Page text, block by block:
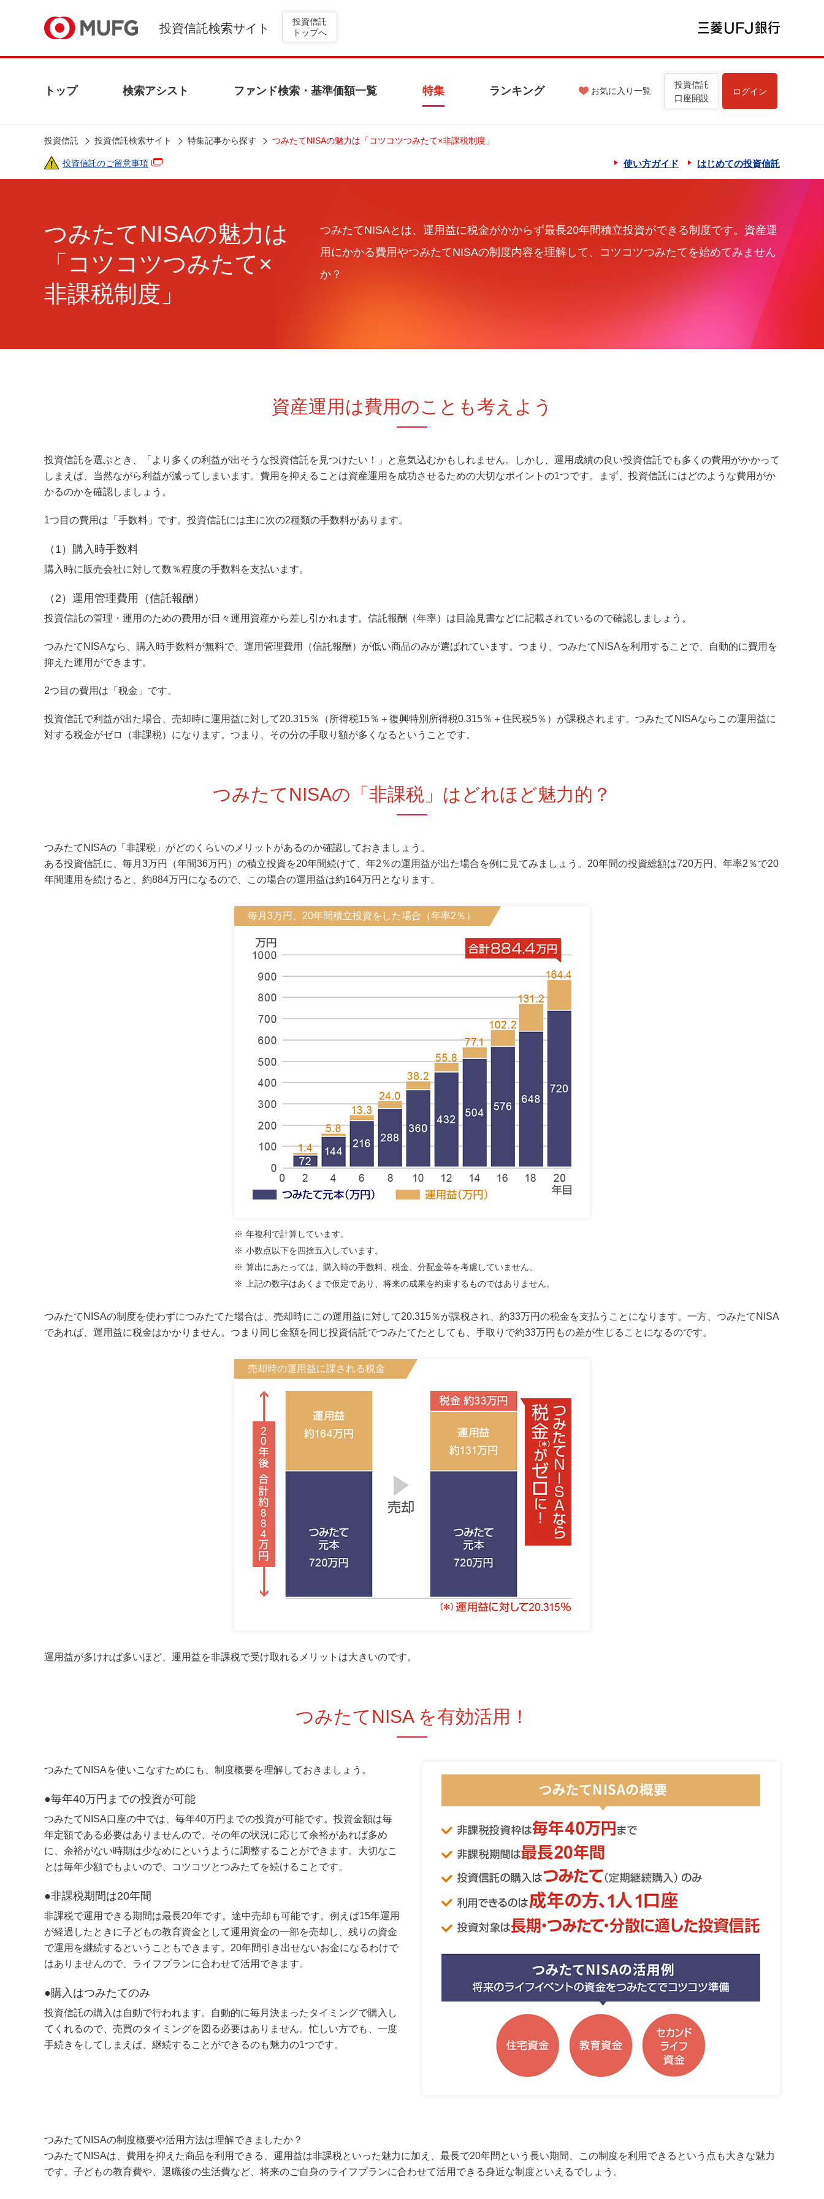
投資信託検索サイト
投資信託
トップへ
トップ 検索アシスト ファンド検索・基準価額一覧 特集 ランキング お気に入り一覧
投資信託
口座開設
ログイン
投資信託 投資信託検索サイト 特集記事から探す つみたてNISAの魅力は「コツコツつみたて×非課税制度」
投資信託のご留意事項 はじめての投資信託
使い方ガイド
つみたてNISAの魅力は
「コツコツつみたて×
非課税制度」
つみたてNISAとは、運用益に税金がかからず最長20年間積立投資ができる制度です。資産運
用にかかる費用やつみたてNISAの制度内容を理解して、コツコツつみたてを始めてみません
か？
資産運用は費用のことも考えよう
投資信託を選ぶとき、「より多くの利益が出そうな投資信託を見つけたい！」と意気込むかもしれません。しかし、運用成績の良い投資信託でも多くの費用がかかって
しまえば、当然ながら利益が減ってしまいます。費用を抑えることは資産運用を成功させるための大切なポイントの1つです。まず、投資信託にはどのような費用がか
かるのかを確認しましょう。
1つ目の費用は「手数料」です。投資信託には主に次の2種類の手数料があります。
（1）購入時手数料
購入時に販売会社に対して数％程度の手数料を支払います。
（2）運用管理費用（信託報酬）
投資信託の管理・運用のための費用が日々運用資産から差し引かれます。信託報酬（年率）は目論見書などに記載されているので確認しましょう。
つみたてNISAなら、購入時手数料が無料で、運用管理費用（信託報酬）が低い商品のみが選ばれています。つまり、つみたてNISAを利用することで、自動的に費用を
抑えた運用ができます。
2つ目の費用は「税金」です。
投資信託で利益が出た場合、売却時に運用益に対して20.315％（所得税15％＋復興特別所得税0.315％＋住民税5％）が課税されます。つみたてNISAならこの運用益に
対する税金がゼロ（非課税）になります。つまり、その分の手取り額が多くなるということです。
つみたてNISAの「非課税」はどれほど魅力的？
つみたてNISAの「非課税」がどのくらいのメリットがあるのか確認しておきましょう。
ある投資信託に、毎月3万円（年間36万円）の積立投資を20年間続けて、年2％の運用益が出た場合を例に見てみましょう。20年間の投資総額は720万円、年率2％で20
年間運用を続けると、約884万円になるので、この場合の運用益は約164万円となります。
毎月3万円、20年間積立投資をした場合（年率2％）
※ 年複利で計算しています。
※ 小数点以下を四捨五入しています。
※ 算出にあたっては、購入時の手数料、税金、分配金等を考慮していません。
※
上記の数字はあくまで仮定であり、将来の成果を約束するものではありません。
つみたてNISAの制度を使わずにつみたてた場合は、売却時にこの運用益に対して20.315％が課税され、約33万円の税金を支払うことになります。一方、つみたてNISA
であれば、運用益に税金はかかりません。つまり同じ金額を同じ投資信託でつみたてたとしても、手取りで約33万円もの差が生じることになるのです。
売却時の運用益に課される税金
運用益が多ければ多いほど、運用益を非課税で受け取れるメリットは大きいのです。
つみたてNISA を有効活用！
つみたてNISAを使いこなすためにも、制度概要を理解しておきましょう。
●毎年40万円までの投資が可能
つみたてNISA口座の中では、毎年40万円までの投資が可能です。投資金額は毎
年定額である必要はありませんので、その年の状況に応じて余裕があれば多め
に、余裕がない時期は少なめにというように調整することができます。大切なこ
とは毎年少額でもよいので、コツコツとつみたてを続けることです。
●非課税期間は20年間
非課税で運用できる期間は最長20年です。途中売却も可能です。例えば15年運用
が経過したときに子どもの教育資金として運用資金の一部を売却し、残りの資金
で運用を継続するということもできます。20年間引き出せないお金になるわけで
はありませんので、ライフプランに合わせて活用できます。
●購入はつみたてのみ
投資信託の購入は自動で行われます。自動的に毎月決まったタイミングで購入し
てくれるので、売買のタイミングを図る必要はありません。忙しい方でも、一度
手続きをしてしまえば、継続することができるのも魅力の1つです。
つみたてNISAの制度概要や活用方法は理解できましたか？
つみたてNISAは、費用を抑えた商品を利用できる、運用益は非課税といった魅力に加え、最長で20年間という長い期間、この制度を利用できるという点も大きな魅力
です。子どもの教育費や、退職後の生活費など、将来のご自身のライフプランに合わせて活用できる身近な制度といえるでしょう。